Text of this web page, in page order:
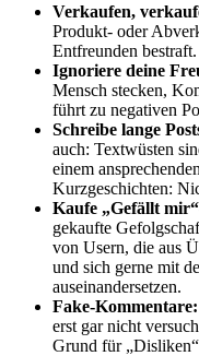
Verkaufen,
Produkt- oder
Entfreunden bestraft.
Ignoriere deine
Mensch stecken,
führt zu negativen
Schreibe lange
auch: Textwüsten
einem
Kurzgeschichten:
Kaufe „Gefällt
gekaufte
von Usern, die aus
und sich gerne mit
auseinandersetzen.
Fake-Kommentare:
erst gar nicht
Grund für